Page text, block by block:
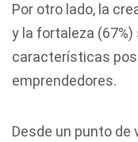
Por otro lado, la
y la fortaleza
características
emprendedores.
Desde un punto